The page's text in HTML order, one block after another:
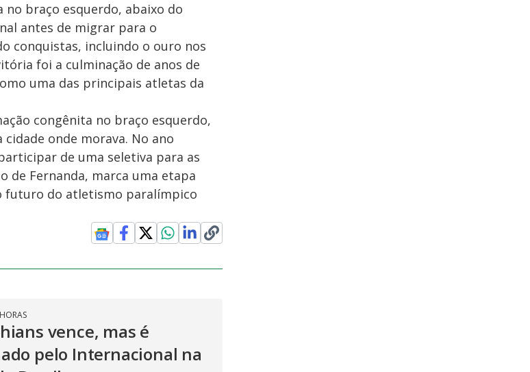
no braço esquerdo, abaixo do
antes de migrar para o
conquistas, incluindo o ouro nos
foi a culminação de anos de
uma das principais atletas da
congênita no braço esquerdo,
onde morava. No ano
de uma seletiva para as
de Fernanda, marca uma etapa
futuro do atletismo paralímpico
vence, mas é
pelo Internacional na